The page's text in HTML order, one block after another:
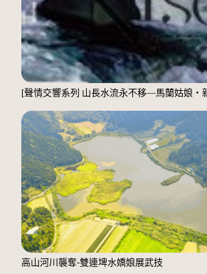
高山河川襲奪-雙連埤水嬌娘展武技